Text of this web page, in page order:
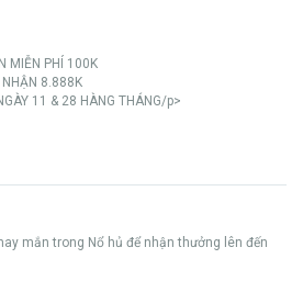
MIỄN PHÍ 100K
8.888K
11 & 28 HÀNG THÁNG/p>
mắn trong Nổ hủ để nhận thưởng lên đến